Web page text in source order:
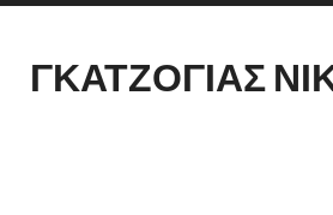
ΓΚΑΤΖΟΓΙΑΣ